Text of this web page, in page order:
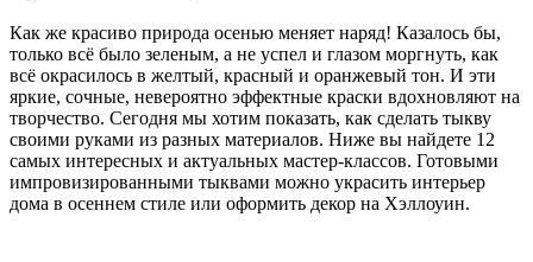
Как же красиво природа осенью меняет наряд! Казалось бы,
только всё было зеленым, а не успел и глазом моргнуть, как
всё окрасилось в желтый, красный и оранжевый тон. И эти
яркие, сочные, невероятно эффектные краски вдохновляют на
творчество. Сегодня мы хотим показать, как сделать тыкву
своими руками из разных материалов. Ниже вы найдете 12
самых интересных и актуальных мастер-классов. Готовыми
импровизированными тыквами можно украсить интерьер
дома в осеннем стиле или оформить декор на Хэллоуин.